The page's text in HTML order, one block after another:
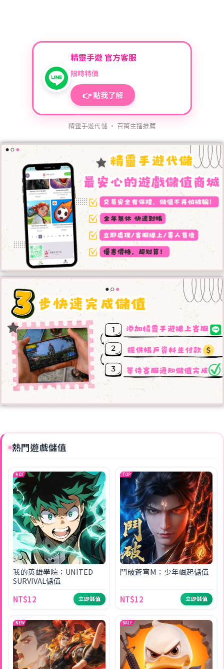
精靈手遊 官方客服
限時特價
👉 點我了解
精靈手遊代儲 · 百萬主播推薦
熱門遊戲儲值
HOT
我的英雄學院：UNITED
SURVIVAL儲值
NT$12
立即儲值
TOP
鬥破蒼穹M：少年崛起儲值
NT$12 立即儲值
NEW SALE